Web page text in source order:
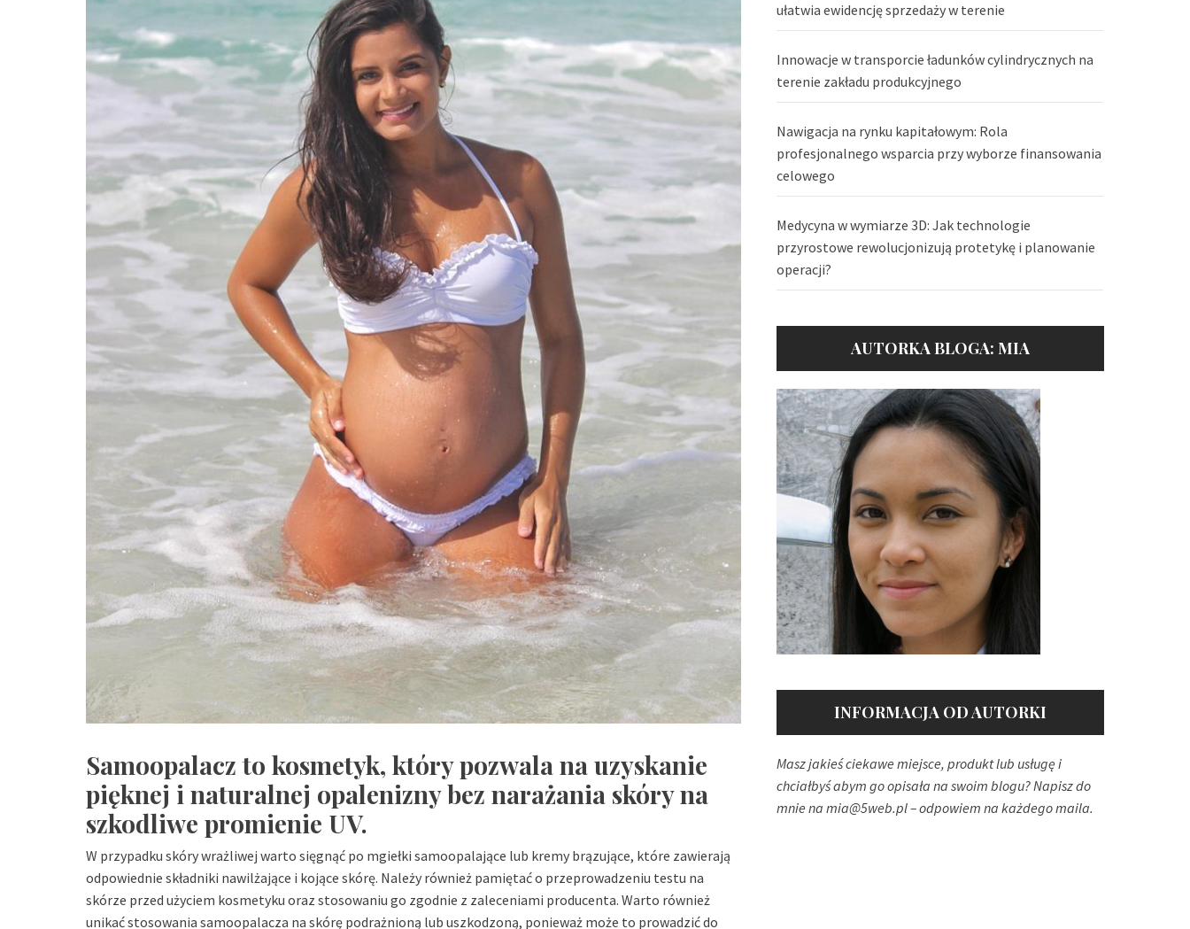
Samoopalacz to kosmetyk, który pozwala na uzyskanie
pięknej i naturalnej opalenizny bez narażania skóry na
szkodliwe promienie UV.
W przypadku skóry wrażliwej warto sięgnąć po mgiełki samoopalające lub kremy brązujące, które zawierają
odpowiednie składniki nawilżające i kojące skórę. Należy również pamiętać o przeprowadzeniu testu na
skórze przed użyciem kosmetyku oraz stosowaniu go zgodnie z zaleceniami producenta. Warto również
unikać stosowania samoopalacza na skórę podrażnioną lub uszkodzoną, ponieważ może to prowadzić do
ułatwia ewidencję sprzedaży w terenie
Innowacje w transporcie ładunków cylindrycznych na
terenie zakładu produkcyjnego
Nawigacja na rynku kapitałowym: Rola
profesjonalnego wsparcia przy wyborze finansowania
celowego
Medycyna w wymiarze 3D: Jak technologie
przyrostowe rewolucjonizują protetykę i planowanie
operacji?
AUTORKA BLOGA: MIA
INFORMACJA OD AUTORKI
Masz jakieś ciekawe miejsce, produkt lub usługę i
chciałbyś abym go opisała na swoim blogu? Napisz do
mnie na mia@5web.pl– odpowiem na każdego maila.